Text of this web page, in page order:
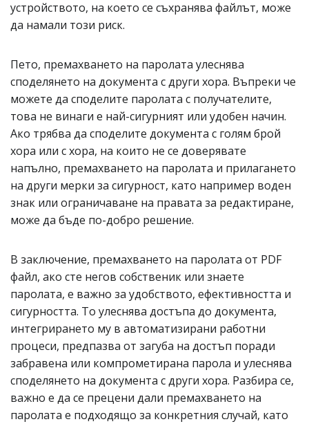
устройството, на което се съхранява файлът, може
да намали този риск.
Пето, премахването на паролата улеснява
споделянето на документа с други хора. Въпреки че
можете да споделите паролата с получателите,
това не винаги е най-сигурният или удобен начин.
Ако трябва да споделите документа с голям брой
хора или с хора, на които не се доверявате
напълно, премахването на паролата и прилагането
на други мерки за сигурност, като например воден
знак или ограничаване на правата за редактиране,
може да бъде по-добро решение.
В заключение, премахването на паролата от PDF
файл, ако сте негов собственик или знаете
паролата, е важно за удобството, ефективността и
сигурността. То улеснява достъпа до документа,
интегрирането му в автоматизирани работни
процеси, предпазва от загуба на достъп поради
забравена или компрометирана парола и улеснява
споделянето на документа с други хора. Разбира се,
важно е да се прецени дали премахването на
паролата е подходящо за конкретния случай, като